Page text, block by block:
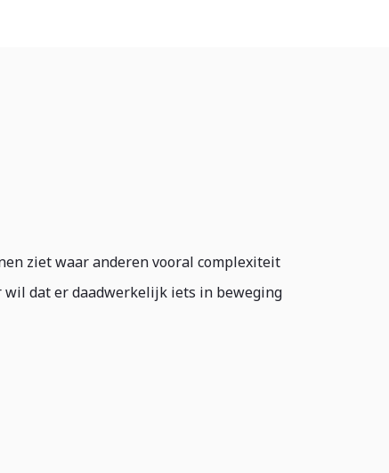
ziet waar anderen vooral complexiteit
wil dat er daadwerkelijk iets in beweging